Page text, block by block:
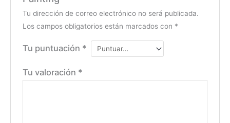
Tu dirección de correo electrónico no será publicada.
Los campos obligatorios están marcados con *
Tu puntuación *
Tu valoración *